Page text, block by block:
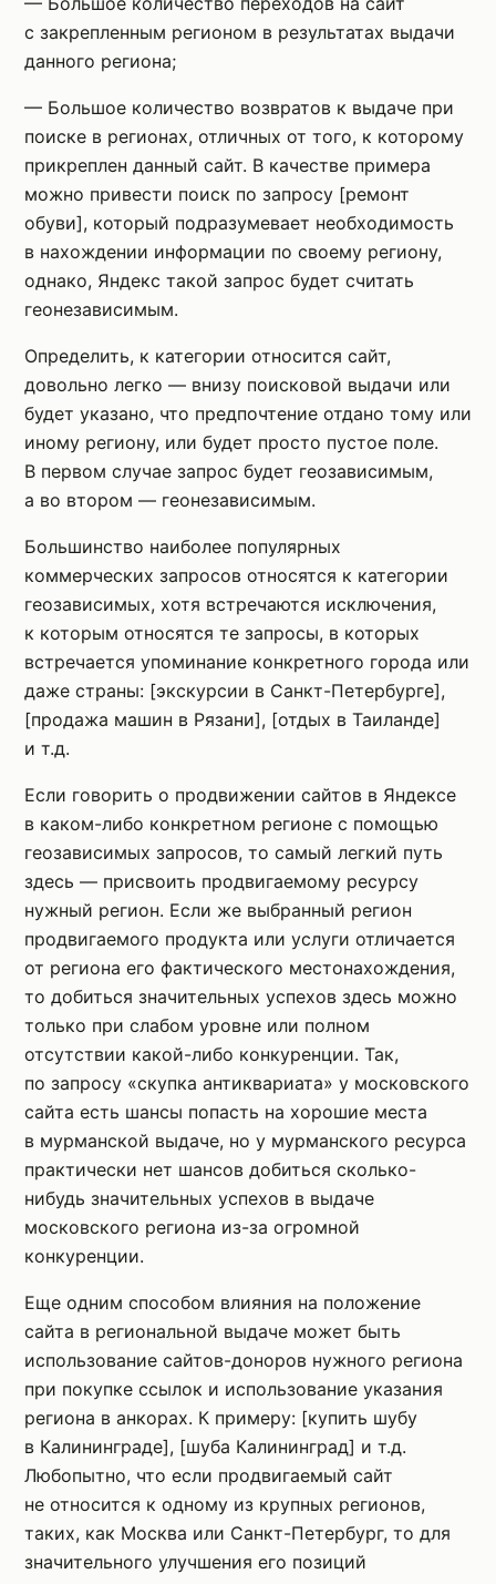
с закрепленным регионом в результатах выдачи
данного региона;
— Большое количество возвратов к выдаче при
поиске в регионах, отличных от того, к которому
прикреплен данный сайт. В качестве примера
можно привести поиск по запросу [ремонт
обуви], который подразумевает необходимость
в нахождении информации по своему региону,
однако, Яндекс такой запрос будет считать
геонезависимым.
Определить, к категории относится сайт,
довольно легко — внизу поисковой выдачи или
будет указано, что предпочтение отдано тому или
иному региону, или будет просто пустое поле.
В первом случае запрос будет геозависимым,
а во втором — геонезависимым.
Большинство наиболее популярных
коммерческих запросов относятся к категории
геозависимых, хотя встречаются исключения,
к которым относятся те запросы, в которых
встречается упоминание конкретного города или
даже страны: [экскурсии в Санкт-Петербурге],
[продажа машин в Рязани], [отдых в Таиланде]
и т.д.
Если говорить о продвижении сайтов в Яндексе
в каком-либо конкретном регионе с помощью
геозависимых запросов, то самый легкий путь
здесь — присвоить продвигаемому ресурсу
нужный регион. Если же выбранный регион
продвигаемого продукта или услуги отличается
от региона его фактического местонахождения,
то добиться значительных успехов здесь можно
только при слабом уровне или полном
отсутствии какой-либо конкуренции. Так,
по запросу «скупка антиквариата» у московского
сайта есть шансы попасть на хорошие места
в мурманской выдаче, но у мурманского ресурса
практически нет шансов добиться сколько-
нибудь значительных успехов в выдаче
московского региона из-за огромной
конкуренции.
Еще одним способом влияния на положение
сайта в региональной выдаче может быть
использование сайтов-доноров нужного региона
при покупке ссылок и использование указания
региона в анкорах. К примеру: [купить шубу
в Калининграде], [шуба Калининград] и т.д.
Любопытно, что если продвигаемый сайт
не относится к одному из крупных регионов,
таких, как Москва или Санкт-Петербург, то для
значительного улучшения его позиций